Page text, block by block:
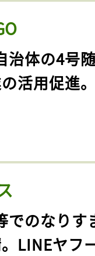
治体の4号
活用促進
でのなりす
LINEヤフ